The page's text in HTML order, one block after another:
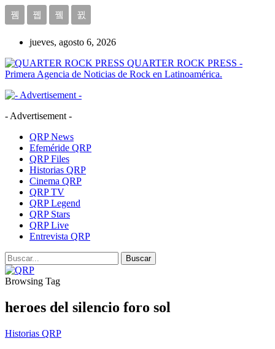
jueves, agosto 6, 2026
QUARTER ROCK PRESS -
Primera Agencia de Noticias de Rock en Latinoamérica.
- Advertisement -
QRP News
Efeméride QRP
QRP Files
Historias QRP
Cinema QRP
QRP TV
QRP Legend
QRP Stars
QRP Live
Entrevista QRP
Browsing Tag
heroes del silencio foro sol
Historias QRP